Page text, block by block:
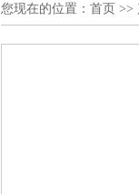
您现在的位置： 首页 >>